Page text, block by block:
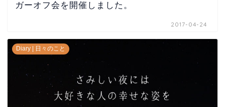
ガーオフ会を開催しました。
2017-04-24
Diary | 日々のこと